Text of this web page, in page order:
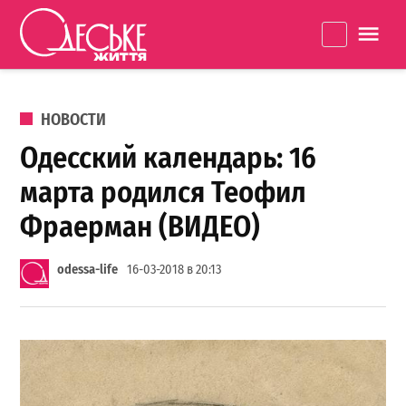
Перейти к содержанию
життя
ОПУБЛИКОВАНО В
НОВОСТИ
Одесский календарь: 16
марта родился Теофил
Фраерман (ВИДЕО)
odessa-life 16-03-2018 в 20:13